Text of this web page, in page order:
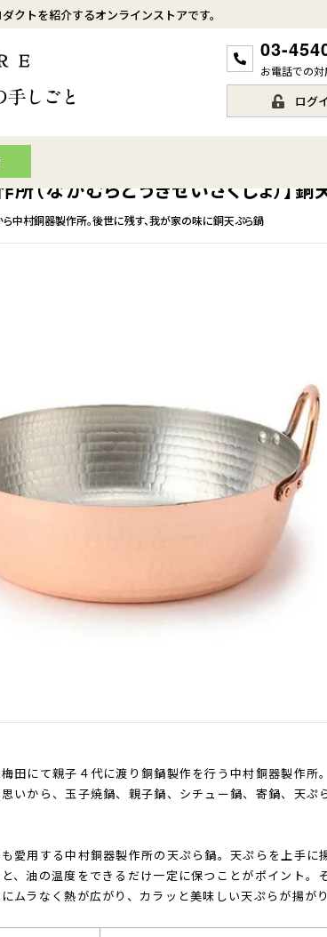
クトを紹介するオンラインストアです。
03-
お電話での
ログ
ら中村銅器製作所。後世に残す、我が家の味に銅天ぷら鍋
所（なかむらどうきせいさくじょ）
田にて親子４代に渡り銅鍋製作を行う中村銅器製作
いから、玉子焼鍋、親子鍋、シチュー鍋、寄鍋、天
愛用する中村銅器製作所の天ぷら鍋。天ぷらを上手
、油の温度をできるだけ一定に保つことがポイント
ムラなく熱が広がり、カラッと美味しい天ぷらが揚がり